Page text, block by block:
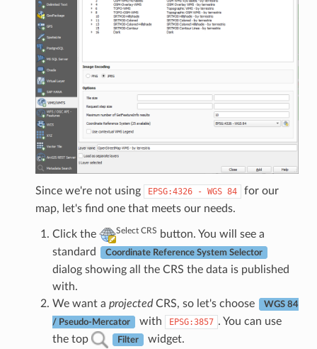
Since we're not using EPSG:4326 - WGS 84
for our
map, let's find one that meets our needs.
Click the Select CRS button. You will see a
standard
Coordinate Reference System Selector
dialog showing all the CRS the data is published
with.
We want a projectedCRS, so let's choose WGS 84
/ Pseudo-Mercator with EPSG:3857 . You can use
the top
Filter widget.